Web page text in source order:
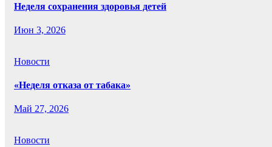
Неделя сохранения здоровья детей
Июн 3, 2026
Новости
«Неделя отказа от табака»
Май 27, 2026
Новости